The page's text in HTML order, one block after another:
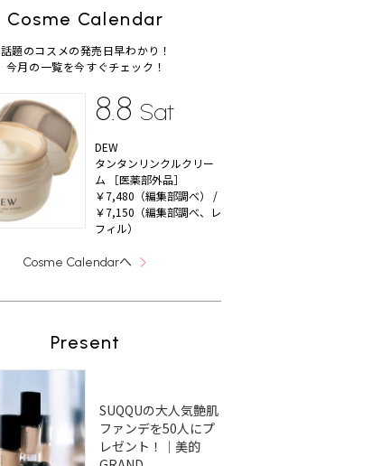
Cosme Calendar
話題のコスメの発売日早わかり！
今月の一覧を今すぐチェック！
8.8 Sat
DEW
タンタンリンクルクリー
ム ［医薬部外品］
￥7,480（編集部調べ） /
￥7,150（編集部調べ、レ
フィル）
Cosme Calendarへ
Present
SUQQUの大人気艶肌
ファンデを50人にプ
レゼント！｜美的